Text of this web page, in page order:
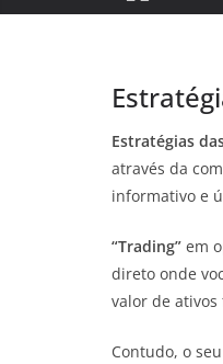
Estratégias
através da
informativo e
“Trading” em
direto onde
valor de ativos
Contudo, o